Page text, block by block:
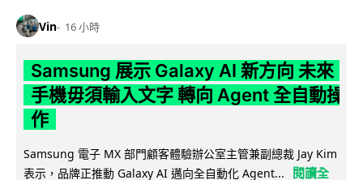
Vin 16 小時
Samsung 展示 Galaxy AI 新方向 未來
手機毋須輸入文字 轉向 Agent 全自動操
作
Samsung 電子 MX 部門顧客體驗辦公室主管兼副總裁 Jay Kim
表示，品牌正推動 Galaxy AI 邁向全自動化 Agent...
閱讀全